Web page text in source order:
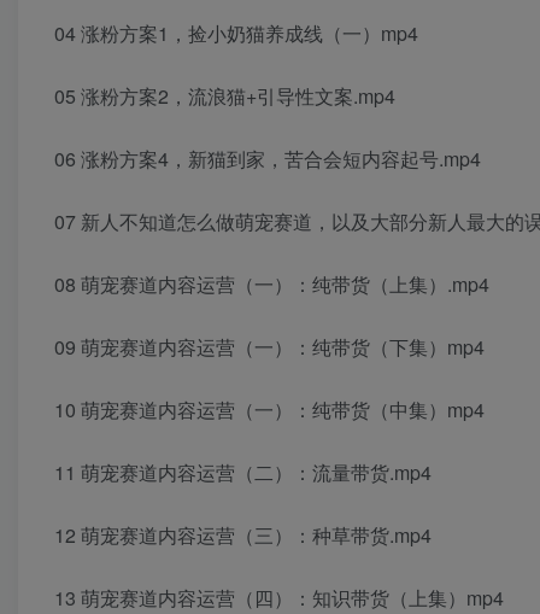
04 涨粉方案1，捡小奶猫养成线（一）mp4
05 涨粉方案2，流浪猫+引导性文案.mp4
06 涨粉方案4，新猫到家，苦合会短内容起号.mp4
07 新人不知道怎么做萌宠赛道，以及大部分新人最大的
08 萌宠赛道内容运营（一）：纯带货（上集）.mp4
09 萌宠赛道内容运营（一）：纯带货（下集）mp4
10 萌宠赛道内容运营（一）：纯带货（中集）mp4
11 萌宠赛道内容运营（二）：流量带货.mp4
12 萌宠赛道内容运营（三）：种草带货.mp4
13 萌宠赛道内容运营（四）：知识带货（上集）mp4